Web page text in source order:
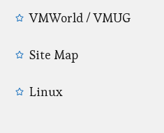
VMWorld / VMUG
Site Map
Linux